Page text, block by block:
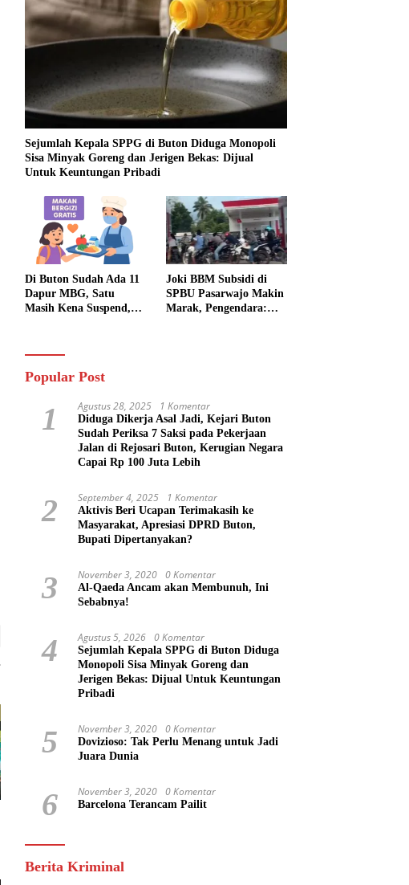
Sejumlah Kepala SPPG di Buton Diduga Monopoli
Sisa Minyak Goreng dan Jerigen Bekas: Dijual
Untuk Keuntungan Pribadi
Di Buton Sudah Ada 11
Dapur MBG, Satu
Masih Kena Suspend,
Joki BBM Subsidi di
SPBU Pasarwajo Makin
Marak, Pengendara:
Popular Post
1 Agustus 28, 2025 1 Komentar
Diduga Dikerja Asal Jadi, Kejari Buton
Sudah Periksa 7 Saksi pada Pekerjaan
Jalan di Rejosari Buton, Kerugian Negara
Capai Rp 100 Juta Lebih
2 September 4, 2025 1 Komentar
Aktivis Beri Ucapan Terimakasih ke
Masyarakat, Apresiasi DPRD Buton,
Bupati Dipertanyakan?
3 November 3, 2020 0 Komentar
Al-Qaeda Ancam akan Membunuh, Ini
Sebabnya!
4 Agustus 5, 2026 0 Komentar
Sejumlah Kepala SPPG di Buton Diduga
Monopoli Sisa Minyak Goreng dan
Jerigen Bekas: Dijual Untuk Keuntungan
Pribadi
5 November 3, 2020 0 Komentar
Dovizioso: Tak Perlu Menang untuk Jadi
Juara Dunia
6 November 3, 2020 0 Komentar
Barcelona Terancam Pailit
Berita Kriminal